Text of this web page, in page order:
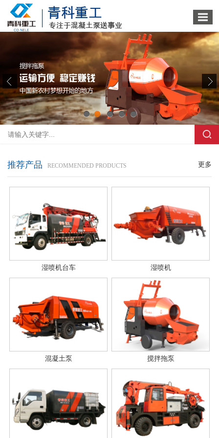
1 2 3
更多
推荐产品 RECOMMENDED PRODUCTS
湿喷机台车 湿喷机
混凝土泵 搅拌拖泵